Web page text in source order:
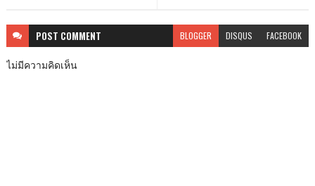
POST COMMENT BLOGGER DISQUS FACEBOOK
ไม่มีความคิดเห็น